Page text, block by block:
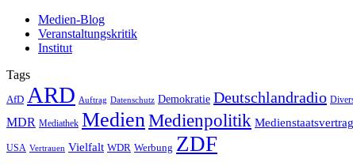
Medien-Blog
Veranstaltungskritik
Institut
Tags
AfD ARD Auftrag Datenschutz Demokratie Deutschlandradio
MDR Mediathek MedienMedienpolitik Medienstaatsvertrag
USA Vertrauen Vielfalt WDR Werbung ZDF